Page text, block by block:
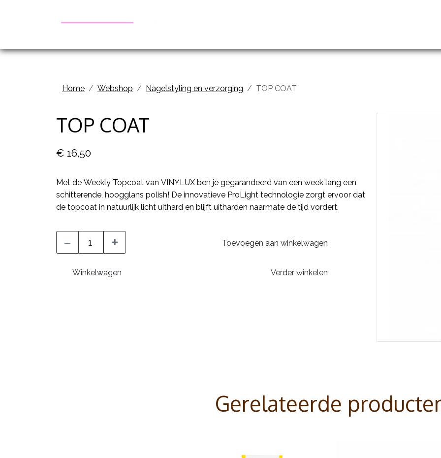
Home Webshop Nagelstyling en verzorging TOP COAT
TOP COAT
€ 16,50
Met de Weekly Topcoat van VINYLUX ben je gegarandeerd van een week lang een
schitterende, hoogglans polish! De innovatieve ProLight technologie zorgt ervoor dat
de topcoat in natuurlijk licht uithard en blijft uitharden naarmate de tijd vordert.
- + Toevoegen aan winkelwagen
Winkelwagen Verder winkelen
Gerelateerde